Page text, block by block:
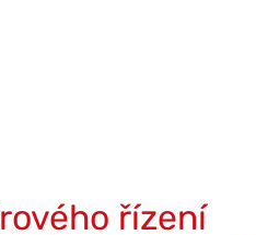
řízení